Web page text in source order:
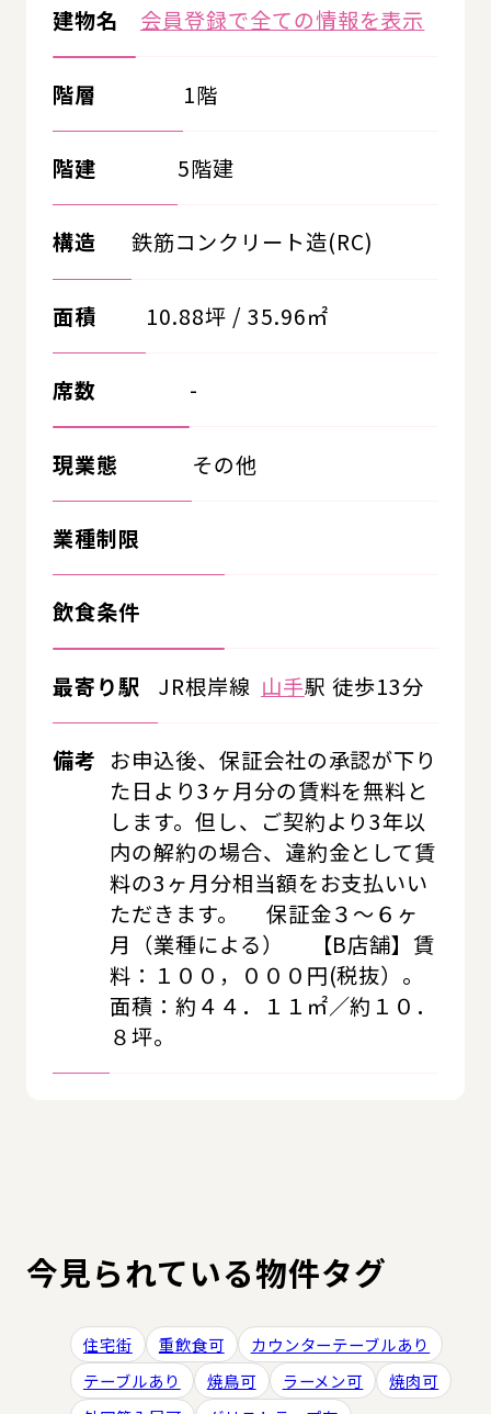
建物名 会員登録で全ての情報を表示
階層 1階
階建 5階建
構造 鉄筋コンクリート造(RC)
面積 10.88坪 / 35.96㎡
席数 -
現業態 その他
業種制限
飲食条件
最寄り駅 JR根岸線 山手駅 徒歩13分
備考 お申込後、保証会社の承認が下り
た日より3ヶ月分の賃料を無料と
します。但し、ご契約より3年以
内の解約の場合、違約金として賃
料の3ヶ月分相当額をお支払いい
ただきます。 保証金３～６ヶ
月（業種による） 【B店舗】賃
料：１００，０００円(税抜）。
面積：約４４．１１㎡／約１０．
８坪。
今見られている物件タグ
住宅街 重飲食可
カウンターテーブルあり
テーブルあり
焼鳥可 ラーメン可
焼肉可